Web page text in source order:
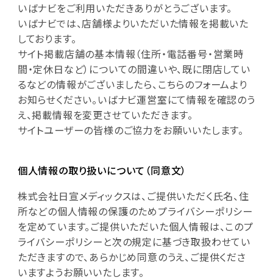
いばナビをご利用いただきありがとうございます。
いばナビでは、店舗様よりいただいた情報を掲載いた
しております。
サイト掲載店舗の基本情報（住所・電話番号・営業時
間・定休日など）についての間違いや、既に閉店してい
るなどの情報がございましたら、こちらのフォームより
お知らせください。いばナビ運営室にて情報を確認のう
え、掲載情報を変更させていただきます。
サイトユーザーの皆様のご協力をお願いいたします。
個人情報の取り扱いについて（同意文）
株式会社日宣メディックスは、ご提供いただく氏名、住
所などの個人情報の保護のためプライバシーポリシー
を定めています。ご提供いただいた個人情報は、このプ
ライバシーポリシーと次の規定に基づき取扱わせてい
ただきますので、あらかじめ同意のうえ、ご提供くださ
いますようお願いいたします。